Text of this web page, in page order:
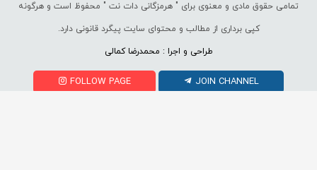
تمامی حقوق مادی و معنوی برای " هرمزگانی دات نت " محفوظ است و هرگونه
کپی برداری از مطالب و محتوای سایت پیگرد قانونی دارد.
طراحی و اجرا : محمدرضا کمالی
FOLLOW PAGE JOIN CHANNEL